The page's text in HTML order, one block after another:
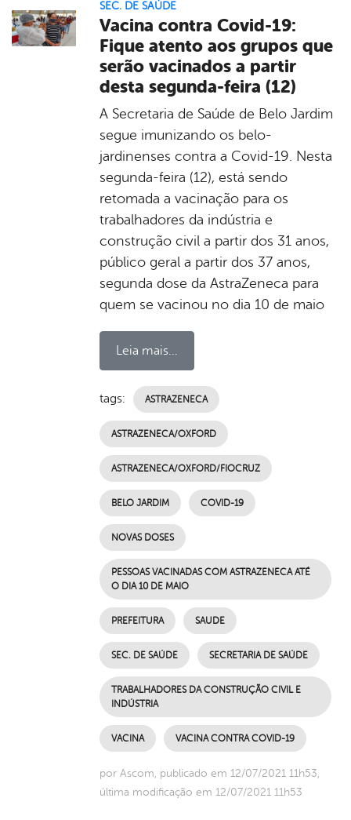
SEC. DE SAÚDE
Vacina contra Covid-19:
Fique atento aos grupos que
serão vacinados a partir
desta segunda-feira (12)
A Secretaria de Saúde de Belo Jardim
segue imunizando os belo-
jardinenses contra a Covid-19. Nesta
segunda-feira (12), está sendo
retomada a vacinação para os
trabalhadores da indústria e
construção civil a partir dos 31 anos,
público geral a partir dos 37 anos,
segunda dose da AstraZeneca para
quem se vacinou no dia 10 de maio
Leia mais...
tags: ASTRAZENECA
ASTRAZENECA/OXFORD
ASTRAZENECA/OXFORD/FIOCRUZ
BELO JARDIM COVID-19
NOVAS DOSES
PESSOAS VACINADAS COM ASTRAZENECA ATÉ
O DIA 10 DE MAIO
PREFEITURA SAUDE
SEC. DE SAÚDE SECRETARIA DE SAÚDE
TRABALHADORES DA CONSTRUÇÃO CIVIL E
INDÚSTRIA
VACINA VACINA CONTRA COVID-19
por Ascom, publicado em 12/07/2021 11h53,
última modificação em 12/07/2021 11h53